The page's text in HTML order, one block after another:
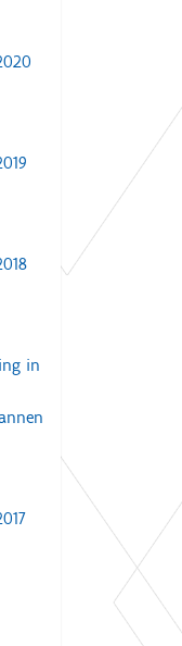
in